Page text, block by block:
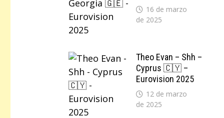
16 de marzo
de 2025
Theo Evan – Shh –
Cyprus 🇨🇾 –
Eurovision 2025
12 de marzo
de 2025